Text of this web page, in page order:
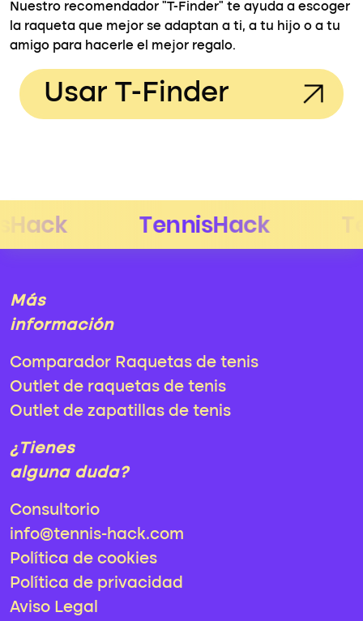
Nuestro recomendador "T-Finder" te ayuda a escoger
la raqueta que mejor se adaptan a ti, a tu hijo o a tu
amigo para hacerle el mejor regalo.
Usar T-Finder
Más
información
Comparador Raquetas de tenis
Outlet de raquetas de tenis
Outlet de zapatillas de tenis
¿Tienes
alguna duda?
Consultorio
info@tennis-hack.com
Política de cookies
Política de privacidad
Aviso Legal